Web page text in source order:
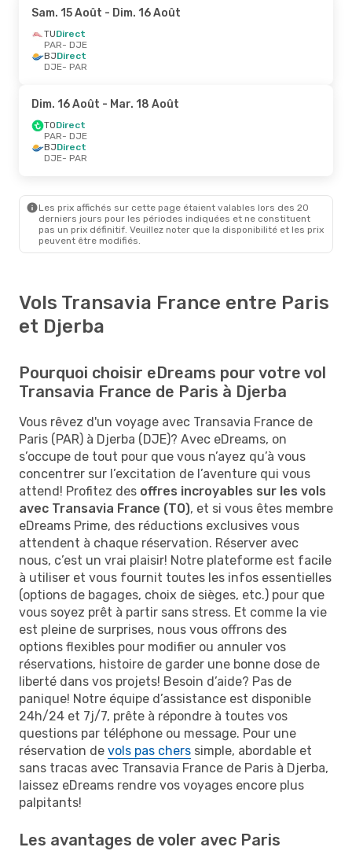
Sam. 15 Août - Dim. 16 Août
TUDirect
PAR- DJE
BJDirect
DJE- PAR
Dim. 16 Août - Mar. 18 Août
TODirect
PAR- DJE
BJDirect
DJE- PAR
Les prix affichés sur cette page étaient valables lors des 20
derniers jours pour les périodes indiquées et ne constituent
pas un prix définitif. Veuillez noter que la disponibilité et les prix
peuvent être modifiés.
Vols Transavia France entre Paris
et Djerba
Pourquoi choisir eDreams pour votre vol
Transavia France de Paris à Djerba
Vous rêvez d'un voyage avec Transavia France de
Paris (PAR) à Djerba (DJE)? Avec eDreams, on
s’occupe de tout pour que vous n’ayez qu’à vous
concentrer sur l’excitation de l’aventure qui vous
attend! Profitez des offres incroyables sur les vols
avec Transavia France (TO), et si vous êtes membre
eDreams Prime, des réductions exclusives vous
attendent à chaque réservation. Réserver avec
nous, c’est un vrai plaisir! Notre plateforme est facile
à utiliser et vous fournit toutes les infos essentielles
(options de bagages, choix de sièges, etc.) pour que
vous soyez prêt à partir sans stress. Et comme la vie
est pleine de surprises, nous vous offrons des
options flexibles pour modifier ou annuler vos
réservations, histoire de garder une bonne dose de
liberté dans vos projets! Besoin d’aide? Pas de
panique! Notre équipe d’assistance est disponible
24h/24 et 7j/7, prête à répondre à toutes vos
questions par téléphone ou message. Pour une
réservation de vols pas chers simple, abordable et
sans tracas avec Transavia France de Paris à Djerba,
laissez eDreams rendre vos voyages encore plus
palpitants!
Les avantages de voler avec Paris